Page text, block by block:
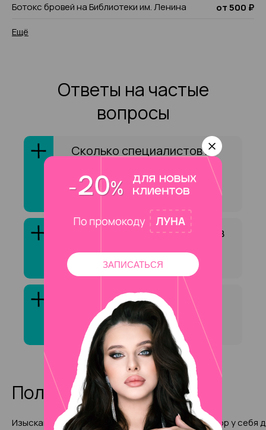
Ботокс бровей на Библиотеки им. Ленина
от 500 ₽
Ещё
Ответы на частые
вопросы
Сколько специалистов на
оказывают услугу
«Архитектура бровей»?
Как выбрать специалиста в
бровей»?
Клиенты обычно довольны
услугой «Архитектура
бровей»?
Полезные статьи
Изысканный шоколадный
Делаем маникюр у себя
ЗАПИСАТЬСЯ